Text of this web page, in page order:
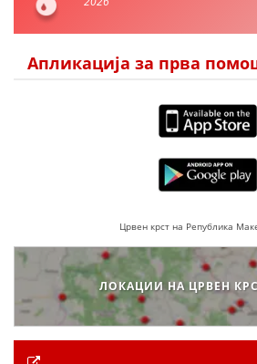
Апликација за прва
Црвен крст на Република
ЛОКАЦИИ НА ЦРВЕН